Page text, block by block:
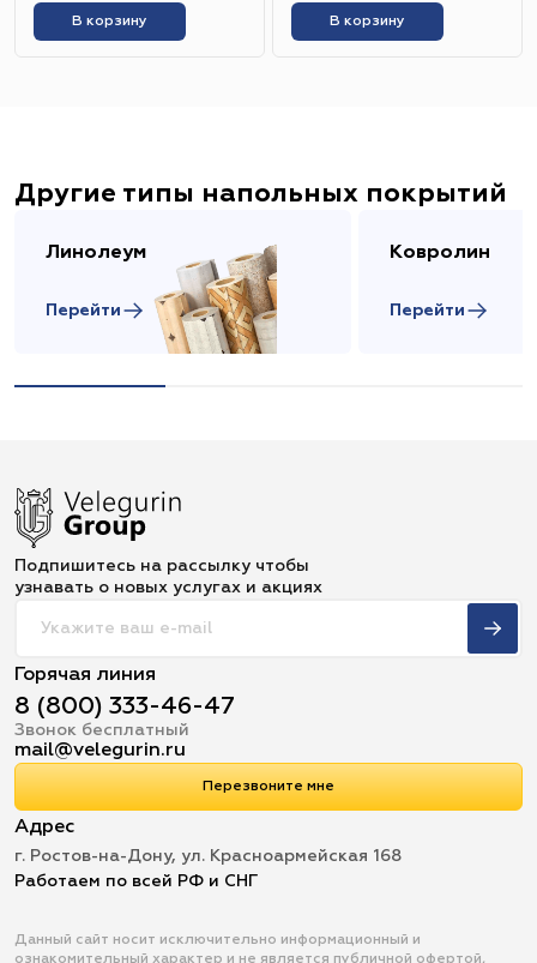
В корзину В корзину
Другие типы напольных покрытий
Линолеум
Перейти
Ковролин
Перейти
Подпишитесь на рассылку чтобы
узнавать о новых услугах и акциях
Горячая линия
8 (800) 333-46-47
Звонок бесплатный
mail@velegurin.ru
Перезвоните мне
Адрес
г. Ростов-на-Дону, ул. Красноармейская 168
Работаем по всей РФ и СНГ
Данный сайт носит исключительно информационный и
ознакомительный характер и не является публичной офертой,